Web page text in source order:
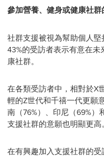
參加營養、健身或健康社群
社群支援被視為幫助個人堅
43%的受訪者表示有意在
康社群。
在各類受訪者中，相對於X
輕的Z世代和千禧一代更願
南（76%）、印尼（69%）
支援社群的意願也明顯更高。
在有興趣加入支援社群的